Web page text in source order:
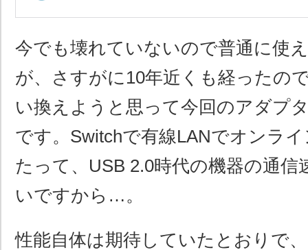
今でも壊れていないので普通に使
が、さすがに10年近くも経ったの
い換えようと思って今回のアダプ
です。Switchで有線LANでオンラ
たって、USB 2.0時代の機器の通信
いですから…。
性能自体は期待していたとおりで